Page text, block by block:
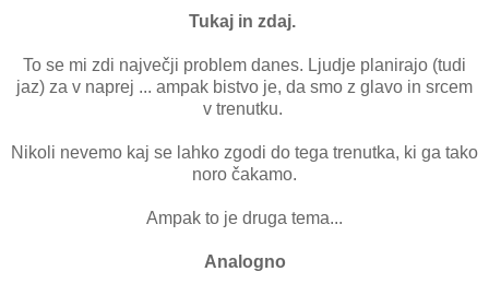
Tukaj in zdaj.
To se mi zdi največji problem danes. Ljudje planirajo (tudi
jaz) za v naprej ... ampak bistvo je, da smo z glavo in srcem
v trenutku.
Nikoli nevemo kaj se lahko zgodi do tega trenutka, ki ga tako
noro čakamo.
Ampak to je druga tema...
Analogno